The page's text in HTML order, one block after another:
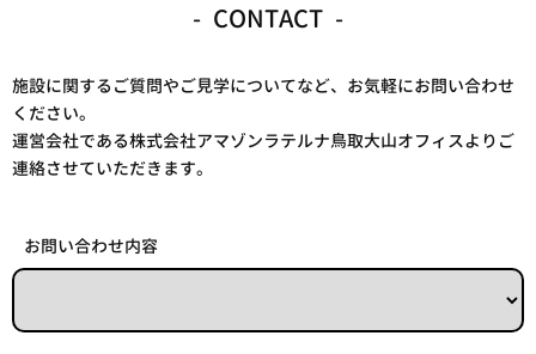
CONTACT
施設に関するご質問やご見学についてなど、お気軽にお問い合わせ
ください。
運営会社である株式会社アマゾンラテルナ鳥取大山オフィスよりご
連絡させていただきます。
お問い合わせ内容